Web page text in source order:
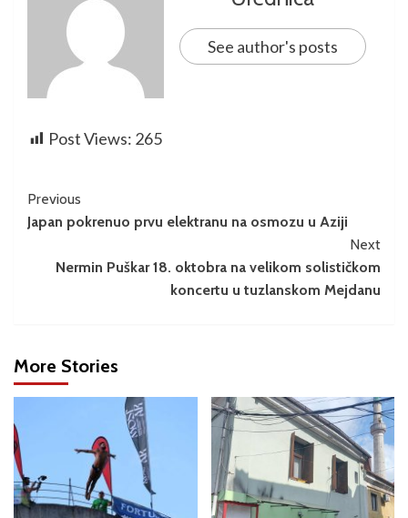
See author's posts
Post Views: 265
Previous
Japan pokrenuo prvu elektranu na osmozu u Aziji
Next
Nermin Puškar 18. oktobra na velikom solističkom
koncertu u tuzlanskom Mejdanu
More Stories